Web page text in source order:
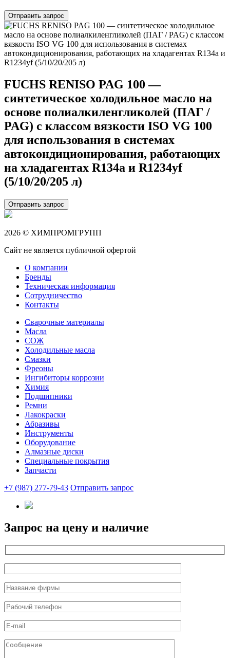
Отправить запрос
FUCHS RENISO PAG 100 —
синтетическое холодильное масло на
основе полиалкиленгликолей (ПАГ /
PAG) с классом вязкости ISO VG 100
для использования в системах
автокондиционирования, работающих
на хладагентах R134a и R1234yf
(5/10/20/205 л)
Отправить запрос
2026 © ХИМПРОМГРУПП
Сайт не является публичной офертой
О компании
Бренды
Техническая информация
Сотрудничество
Контакты
Сварочные материалы
Масла
СОЖ
Холодильные масла
Смазки
Фреоны
Ингибиторы коррозии
Химия
Подшипники
Ремни
Лакокраски
Абразивы
Инструменты
Оборудование
Алмазные диски
Специальные покрытия
Запчасти
+7 (987) 277-79-43 Отправить запрос
Запрос на цену и наличие